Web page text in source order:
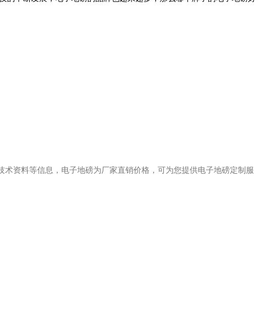
资料等信息，电子地磅为厂家直销价格，可为您提供电子地磅定制服